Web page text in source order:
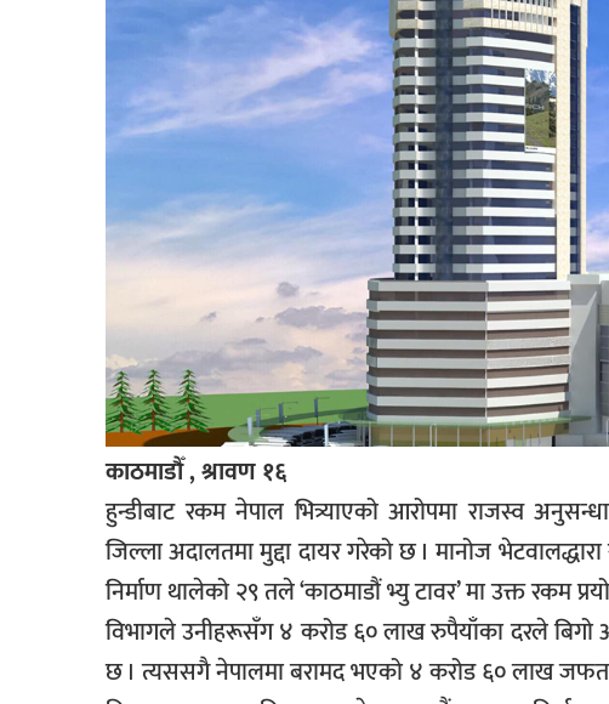
काठमाडौँ , श्रावण १६
हुन्डीबाट रकम नेपाल भित्र्याएको आरोपमा राजस्व
जिल्ला अदालतमा मुद्दा दायर गरेको छ । मानोज
निर्माण थालेको २९ तले ‘काठमाडौं भ्यु टावर’ मा उक्त रकम
विभागले उनीहरूसँग ४ करोड ६० लाख रुपैयाँका दरले बिगो
छ । त्यससगै नेपालमा बरामद भएको ४ करोड ६० लाख